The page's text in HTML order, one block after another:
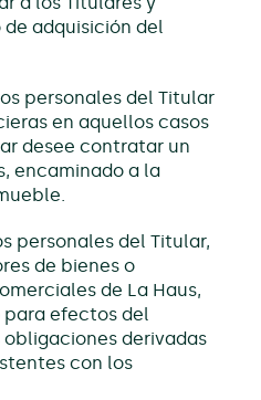
adquisición del
personales del Titular
en aquellos casos
desee contratar un
encaminado a la
personales del Titular,
de bienes o
de La Haus,
para efectos del
derivadas
con los